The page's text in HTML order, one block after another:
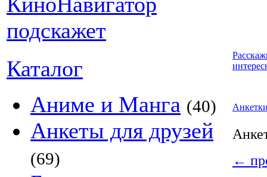
Каталог
Аниме и Манга (40)
Анкеты для друзей
(69)
←